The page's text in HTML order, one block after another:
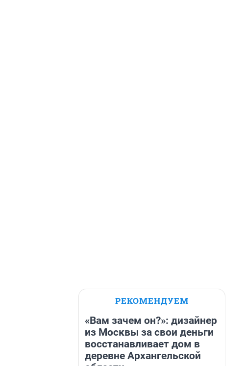
РЕКОМЕНДУЕМ
«Вам зачем он?»: дизайнер
из Москвы за свои деньги
восстанавливает дом в
деревне Архангельской